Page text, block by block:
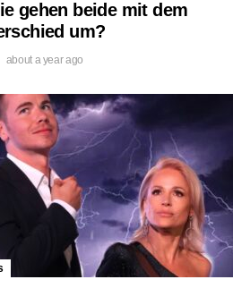
gehen beide mit dem
um?
about a year ago